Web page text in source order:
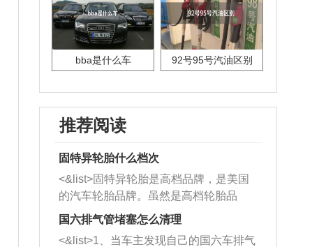
bba是什么车 92号95号汽油区别
推荐阅读
固特异轮胎什么档次
<&list>固特异轮胎是高档品牌，是美国
的汽车轮胎品牌。虽然是高档轮胎品
牌，但是中高低端的轮胎都有生产，这
也是为了更好的开拓市场。
国六排气管堵塞怎么清理
<&list>1、当车主发现自己的国六车排气